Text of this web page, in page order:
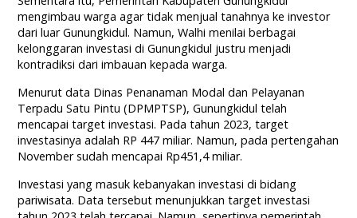
mengimbau warga agar tidak menjual tanahnya ke investor
dari luar Gunungkidul. Namun, Walhi menilai berbagai
kelonggaran investasi di Gunungkidul justru menjadi
kontradiksi dari imbauan kepada warga.
Menurut data Dinas Penanaman Modal dan Pelayanan
Terpadu Satu Pintu (DPMPTSP), Gunungkidul telah
mencapai target investasi. Pada tahun 2023, target
investasinya adalah RP 447 miliar. Namun, pada pertengahan
November sudah mencapai Rp451,4 miliar.
Investasi yang masuk kebanyakan investasi di bidang
pariwisata. Data tersebut menunjukkan target investasi